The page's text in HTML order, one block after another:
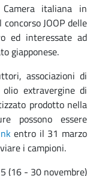
Camera italiana in
JOOP delle
ed interessate ad
giapponese.
associazioni di
extravergine di
prodotto nella
possono essere
entro il 31 marzo
i campioni.
(16 - 30 novembre)